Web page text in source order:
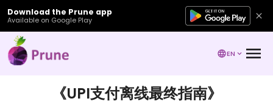
Download the Prune app
Available on Google Play
EN
《UPI支付离线最终指南》